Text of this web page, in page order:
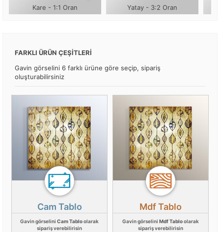
Kare - 1:1 Oran Yatay - 3:2 Oran
FARKLI ÜRÜN ÇEŞİTLERİ
Gavin görselini 6 farklı ürüne göre seçip, sipariş
oluşturabilirsiniz
Cam Tablo
Gavin görselini Cam Tabloolarak
sipariş verebilirisin
Mdf Tablo
Gavin görselini Mdf Tabloolarak
sipariş verebilirisin